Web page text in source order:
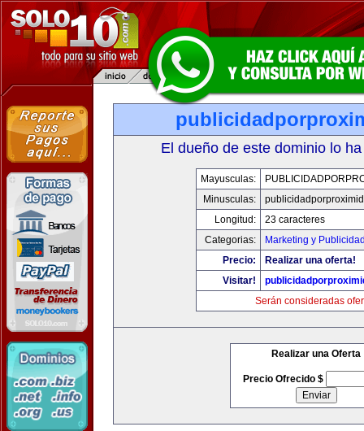
El dueño de este dominio lo
Mayusculas:
Minusculas:
Longitud:
23 caracteres
Categorias:
Marketing y
Precio:
Realizar una oferta!
Visitar!
Serán consideradas
Realizar una Oferta
Precio Ofrecido $